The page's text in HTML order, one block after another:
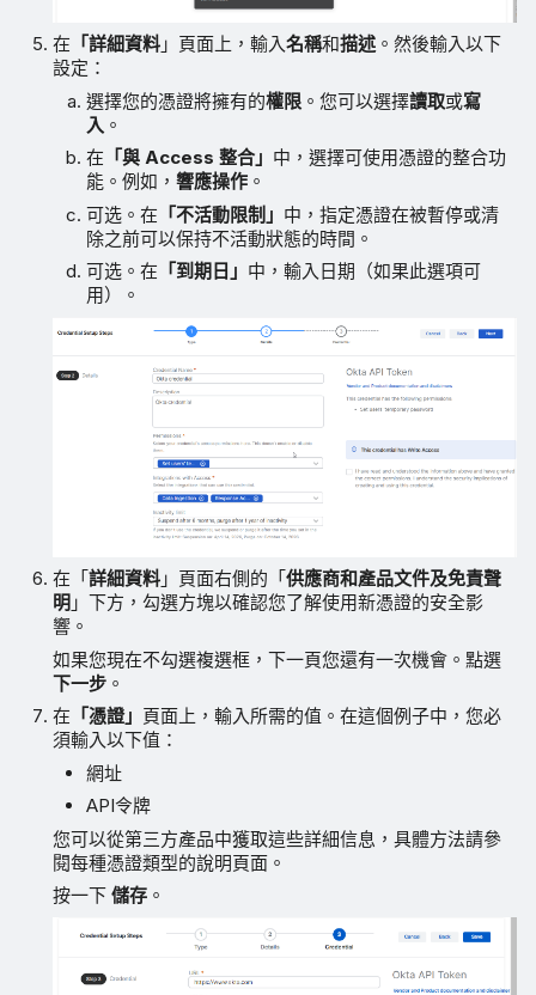
在 「詳細資料 」頁面上，輸入名稱和描述 。然後輸入以下
設定：
選擇您的憑證將擁有的權限 。您可以選擇讀取或寫
入 。
在 「與 Access 整合」 中，選擇可使用憑證的整合功
能。例如，響應操作 。
可选。在 「不活動限制」 中，指定憑證在被暫停或清
除之前可以保持不活動狀態的時間。
可选。在 「到期日」 中，輸入日期（如果此選項可
用）。
在「詳細資料 」頁面右側的「供應商和產品文件及免責聲
明 」下方，勾選方塊以確認您了解使用新憑證的安全影
響。
如果您現在不勾選複選框，下一頁您還有一次機會。點選
下一步 。
在 「憑證」 頁面上，輸入所需的值。在這個例子中，您必
須輸入以下值：
網址
API令牌
您可以從第三方產品中獲取這些詳細信息，具體方法請參
閱每種憑證類型的說明頁面。
按一下儲存 。